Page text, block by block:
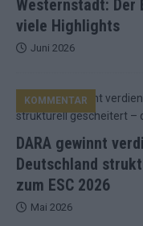
Westernstadt: Der
viele Highlights
Juni 2026
DARA gewinnt
Deutschland
zum ESC 2026
KOMMENTAR
Mai 2026